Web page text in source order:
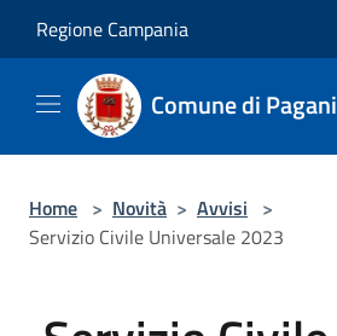
Regione Campania
Comune di Pagani
Home > Novità > Avvisi >
Servizio Civile Universale 2023